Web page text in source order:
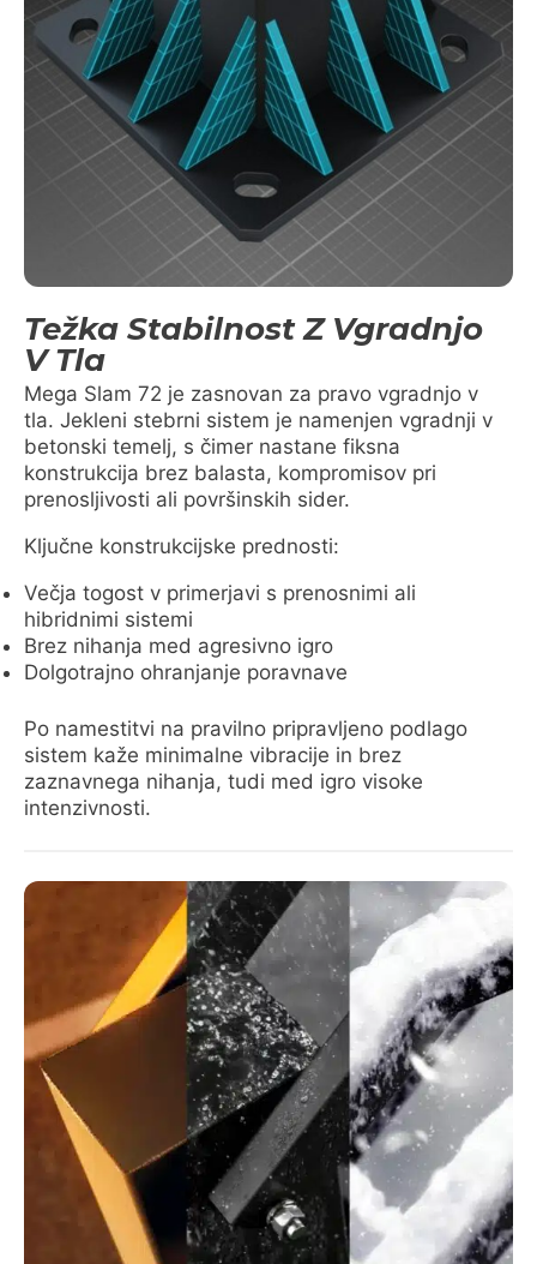
Težka Stabilnost Z Vgradnjo
V Tla
Mega Slam 72 je zasnovan za pravo vgradnjo v
tla. Jekleni stebrni sistem je namenjen vgradnji v
betonski temelj, s čimer nastane fiksna
konstrukcija brez balasta, kompromisov pri
prenosljivosti ali površinskih sider.
Ključne konstrukcijske prednosti:
Večja togost v primerjavi s prenosnimi ali
hibridnimi sistemi
Brez nihanja med agresivno igro
Dolgotrajno ohranjanje poravnave
Po namestitvi na pravilno pripravljeno podlago
sistem kaže minimalne vibracije in brez
zaznavnega nihanja, tudi med igro visoke
intenzivnosti.